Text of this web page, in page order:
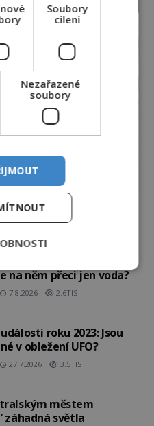
na něm přeci jen voda?
7.8.2026 2.6TIS
roku 2023: Jsou
v obležení UFO?
27.7.2026 3.5TIS
městem
záhadná světla
Soubory
cílení
Nezařazené
soubory